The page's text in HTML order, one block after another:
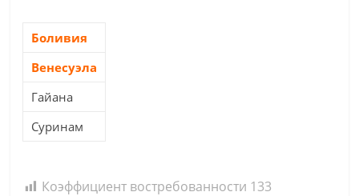
Боливия
Венесуэла
Гайана
Суринам
Коэффициент востребованности 133